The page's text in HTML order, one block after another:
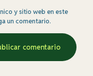
y sitio web en este
un comentario.